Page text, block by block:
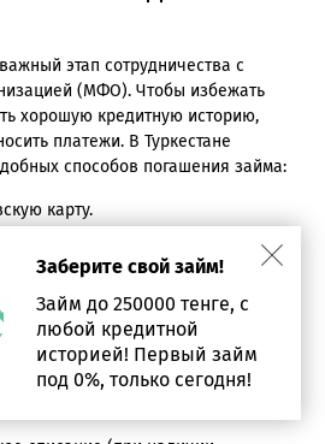
этап сотрудничества с
(МФО). Чтобы избежать
хорошую кредитную историю,
платежи. В Туркестане
способов погашения займа:
карту.
(например, Kaspi.kz,
др.), которые доступны в Туркестане.
приложение банка.
Заберите свой займ!
Займ до 250000 тенге, с
любой кредитной
историей! Первый займ
под 0%, только сегодня!